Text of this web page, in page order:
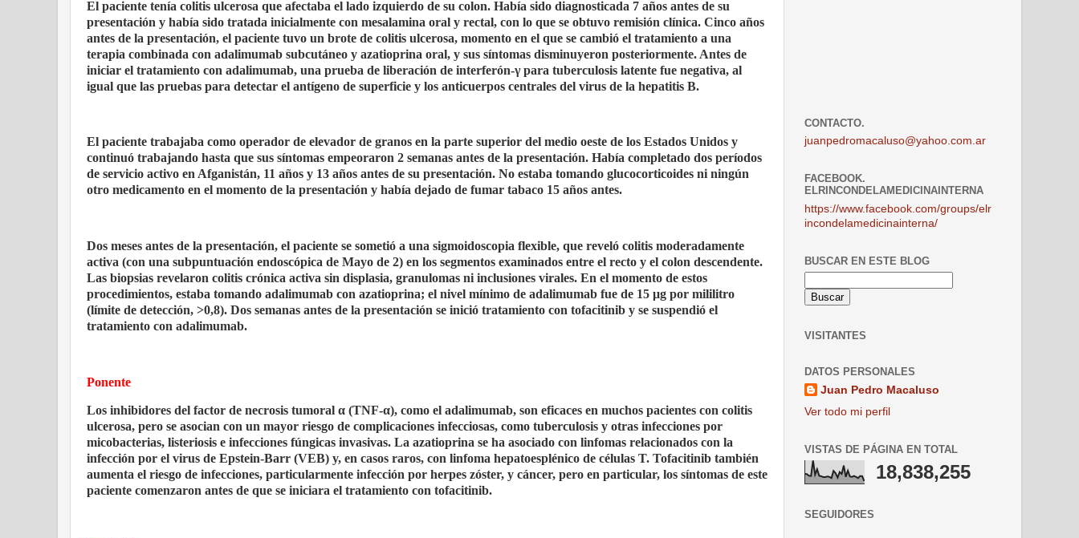
El paciente tenía colitis ulcerosa que afectaba el lado izquierdo de su colon. Había sido diagnosticada 7 años antes de su
presentación y había sido tratada inicialmente con mesalamina oral y rectal, con lo que se obtuvo remisión clínica. Cinco años
antes de la presentación, el paciente tuvo un brote de colitis ulcerosa, momento en el que se cambió el tratamiento a una
terapia combinada con adalimumab subcutáneo y azatioprina oral, y sus síntomas disminuyeron posteriormente. Antes de
iniciar el tratamiento con adalimumab, una prueba de liberación de interferón-γ para tuberculosis latente fue negativa, al
igual que las pruebas para detectar el antígeno de superficie y los anticuerpos centrales del virus de la hepatitis B.
El paciente trabajaba como operador de elevador de granos en la parte superior del medio oeste de los Estados Unidos y
continuó trabajando hasta que sus síntomas empeoraron 2 semanas antes de la presentación. Había completado dos períodos
de servicio activo en Afganistán, 11 años y 13 años antes de su presentación. No estaba tomando glucocorticoides ni ningún
otro medicamento en el momento de la presentación y había dejado de fumar tabaco 15 años antes.
Dos meses antes de la presentación, el paciente se sometió a una sigmoidoscopia flexible, que reveló colitis moderadamente
activa (con una subpuntuación endoscópica de Mayo de 2) en los segmentos examinados entre el recto y el colon descendente.
Las biopsias revelaron colitis crónica activa sin displasia, granulomas ni inclusiones virales. En el momento de estos
procedimientos, estaba tomando adalimumab con azatioprina; el nivel mínimo de adalimumab fue de 15 μg por mililitro
(límite de detección, >0,8). Dos semanas antes de la presentación se inició tratamiento con tofacitinib y se suspendió el
tratamiento con adalimumab.
Ponente
Los inhibidores del factor de necrosis tumoral α (TNF-α), como el adalimumab, son eficaces en muchos pacientes con colitis
ulcerosa, pero se asocian con un mayor riesgo de complicaciones infecciosas, como tuberculosis y otras infecciones por
micobacterias, listeriosis e infecciones fúngicas invasivas. La azatioprina se ha asociado con linfomas relacionados con la
infección por el virus de Epstein-Barr (VEB) y, en casos raros, con linfoma hepatoesplénico de células T. Tofacitinib también
aumenta el riesgo de infecciones, particularmente infección por herpes zóster, y cáncer, pero en particular, los síntomas de este
paciente comenzaron antes de que se iniciara el tratamiento con tofacitinib.
CONTACTO.
juanpedromacaluso@yahoo.com.ar
FACEBOOK.
ELRINCONDELAMEDICINAINTERNA
https://www.facebook.com/groups/elr
incondelamedicinainterna/
BUSCAR EN ESTE BLOG
VISITANTES
DATOS PERSONALES
Juan Pedro Macaluso
Ver todo mi perfil
VISTAS DE PÁGINA EN TOTAL
18,838,255
SEGUIDORES